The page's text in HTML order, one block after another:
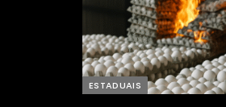
ESTADUAIS